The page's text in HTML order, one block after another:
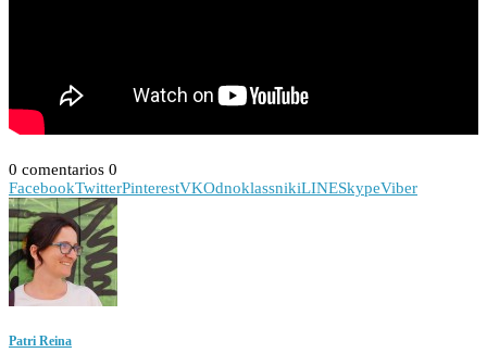
0 comentarios 0
FacebookTwitterPinterestVKOdnoklassnikiLINESkypeViber
Patri Reina